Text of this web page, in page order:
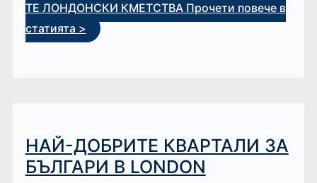
ТЕ ЛОНДОНСКИ КМЕТСТВАПрочети повече в
статията >
НАЙ-ДОБРИТЕ КВАРТАЛИ ЗА
БЪЛГАРИ В LONDON